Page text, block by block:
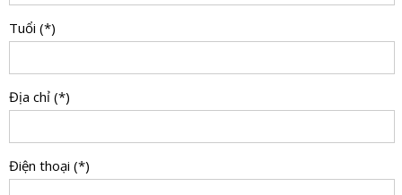
Tuổi (*)
Địa chỉ (*)
Điện thoại (*)